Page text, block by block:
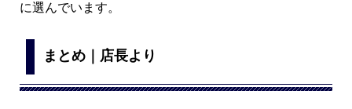
に選んでいます。
まとめ｜店長より